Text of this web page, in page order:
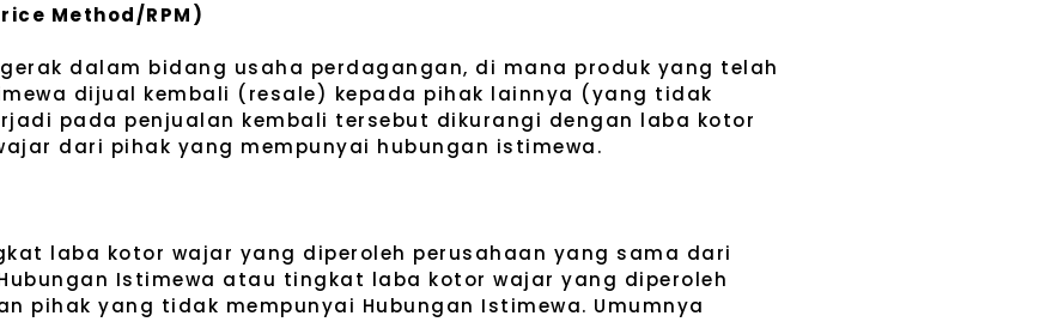
Method/RPM)
dalam bidang usaha perdagangan, di mana produk yang telah
dijual kembali (resale) kepada pihak lainnya (yang tidak
pada penjualan kembali tersebut dikurangi dengan laba kotor
dari pihak yang mempunyai hubungan istimewa.
laba kotor wajar yang diperoleh perusahaan yang sama dari
Istimewa atau tingkat laba kotor wajar yang diperoleh
pihak yang tidak mempunyai Hubungan Istimewa. Umumnya